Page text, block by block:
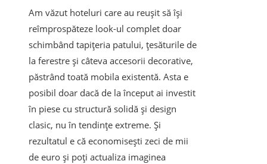
Am văzut hoteluri care au reușit să își
reîmprospăteze look-ul complet doar
schimbând tapițeria patului, țesăturile de
la ferestre și câteva accesorii decorative,
păstrând toată mobila existentă. Asta e
posibil doar dacă de la început ai investit
în piese cu structură solidă și design
clasic, nu în tendințe extreme. Și
rezultatul e că economisești zeci de mii
de euro și poți actualiza imaginea